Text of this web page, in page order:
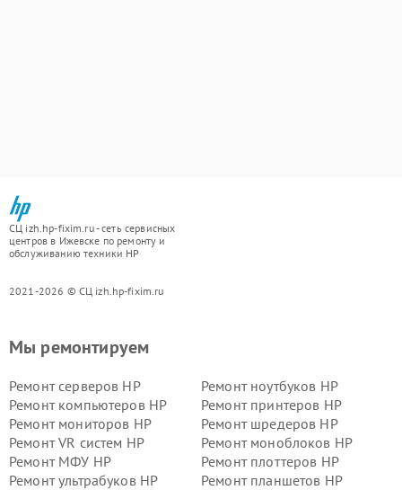
СЦ izh.hp-fixim.ru - сеть сервисных
центров в Ижевске по ремонту и
обслуживанию техники HP
2021-2026 © СЦ izh.hp-fixim.ru
Мы ремонтируем
Ремонт серверов HP
Ремонт ноутбуков HP
Ремонт компьютеров HP
Ремонт принтеров HP
Ремонт мониторов HP
Ремонт шредеров HP
Ремонт VR систем HP
Ремонт моноблоков HP
Ремонт МФУ HP
Ремонт плоттеров HP
Ремонт ультрабуков HP
Ремонт планшетов HP